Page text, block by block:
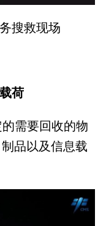
搜救现场
荷
需要回收的物
品以及信息载